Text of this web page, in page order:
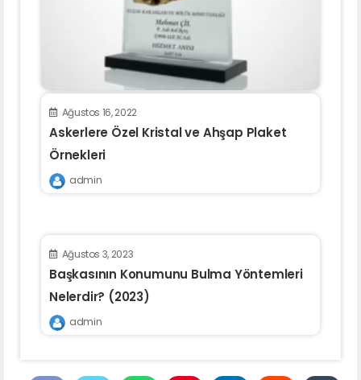
Ağustos 16, 2022
Askerlere Özel Kristal ve Ahşap Plaket
Örnekleri
admin
Ağustos 3, 2023
Başkasının Konumunu Bulma Yöntemleri
Nelerdir? (2023)
admin